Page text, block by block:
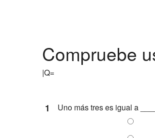
Compruebe
|Q=
1
Uno más tres es igual a